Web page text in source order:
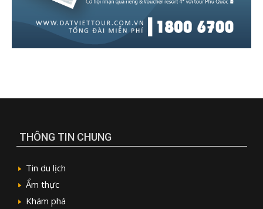
THÔNG TIN CHUNG
Tin du lịch
Ẩm thực
Khám phá